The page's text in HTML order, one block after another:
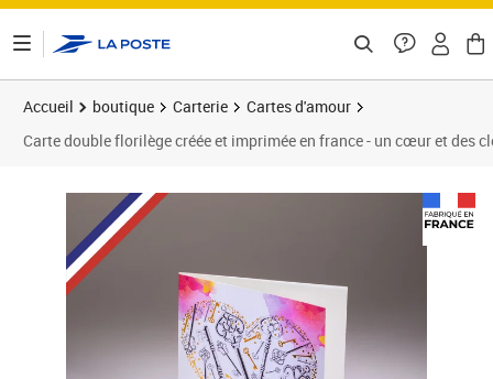
Accueil boutique Carterie
Cartes d'amour
Carte double florilège créée et imprimée en france - un cœur et des